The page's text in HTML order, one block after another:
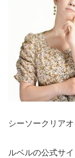
シーソークリア
ルベルの公式サ